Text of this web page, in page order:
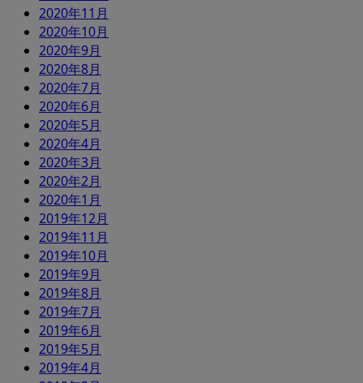
2020年11月
2020年10月
2020年9月
2020年8月
2020年7月
2020年6月
2020年5月
2020年4月
2020年3月
2020年2月
2020年1月
2019年12月
2019年11月
2019年10月
2019年9月
2019年8月
2019年7月
2019年6月
2019年5月
2019年4月